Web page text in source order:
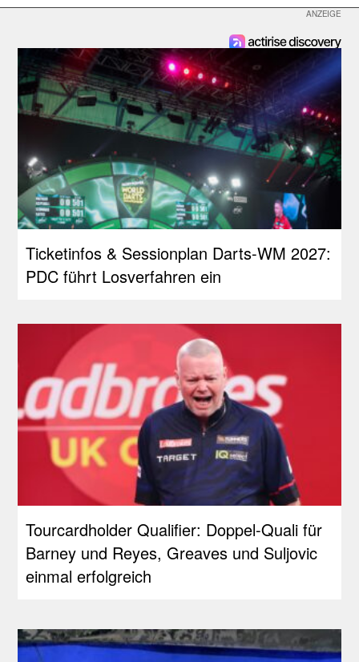
Ticketinfos & Sessionplan Darts-WM 2027:
PDC führt Losverfahren ein
Tourcardholder Qualifier: Doppel-Quali für
Barney und Reyes, Greaves und Suljovic
einmal erfolgreich